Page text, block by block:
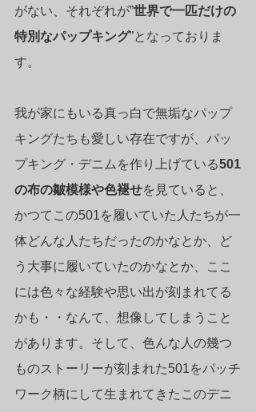
がない、それぞれが”世界で一匹だけの
特別なパップキング”となっておりま
す。
我が家にもいる真っ白で無垢なパップ
キングたちも愛しい存在ですが、パッ
プキング・デニムを作り上げている501
の布の皺模様や色褪せを見ていると、
かつてこの501を履いていた人たちが一
体どんな人たちだったのかなとか、ど
う大事に履いていたのかなとか、ここ
には色々な経験や思い出が刻まれてる
かも・・なんて、想像してしまうこと
があります。そして、色んな人の幾つ
ものストーリーが刻まれた501をパッチ
ワーク柄にして生まれてきたこのデニ